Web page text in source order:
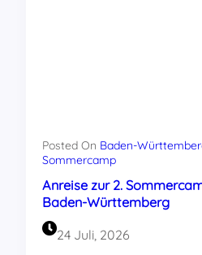
Posted On Baden-
Sommercamp
Anreise zur 2.
Baden-Württemberg
24 Juli, 2026